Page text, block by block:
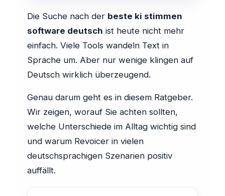
Die Suche nach der beste ki stimmen
software deutsch ist heute nicht mehr
einfach. Viele Tools wandeln Text in
Sprache um. Aber nur wenige klingen auf
Deutsch wirklich überzeugend.
Genau darum geht es in diesem Ratgeber.
Wir zeigen, worauf Sie achten sollten,
welche Unterschiede im Alltag wichtig sind
und warum Revoicer in vielen
deutschsprachigen Szenarien positiv
auffällt.